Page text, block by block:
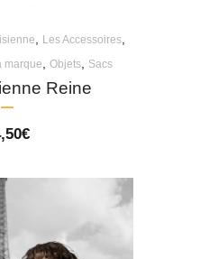
Les Accessoires
marque Objets Sacs
Reine
€